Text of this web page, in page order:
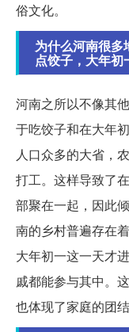
俗文化。
为什么河南很
点饺子，大年
河南之所以不像其
于吃饺子和在大年
人口众多的大省，
打工。这样导致了
部聚在一起，因此
南的乡村普遍存在
大年初一这一天才
戚都能参与其中。
也体现了家庭的团结